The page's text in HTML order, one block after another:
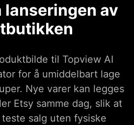
lanseringen av
til Topview AI
for å umiddelbart lage
Nye varer kan legges
Etsy samme dag, slik at
salg uten fysiske